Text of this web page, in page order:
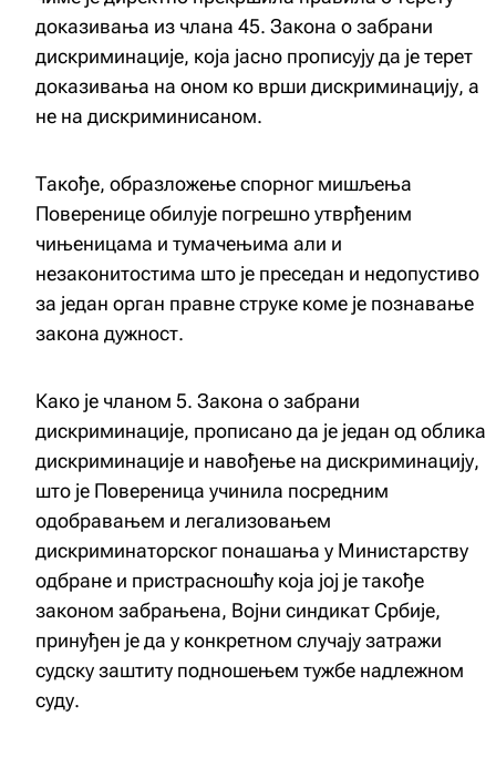
доказивања из члана 45. Закона о забрани
дискриминације, која јасно прописују да је терет
доказивања на оном ко врши дискриминацију, а
не на дискриминисаном.
Такође, образложење спорног мишљења
Поверенице обилује погрешно утврђеним
чињеницама и тумачењима али и
незаконитостима што је преседан и недопустиво
за један орган правне струке коме је познавање
закона дужност.
Како је чланом 5. Закона о забрани
дискриминације, прописано да је један од облика
дискриминације и навођење на дискриминацију,
што је Повереница учинила посредним
одобравањем и легализовањем
дискриминаторског понашања у Министарству
одбране и пристрасношћу која јој је такође
законом забрањена, Војни синдикат Србије,
принуђен је да у конкретном случају затражи
судску заштиту подношењем тужбе надлежном
суду.